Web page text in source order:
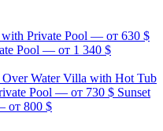
Private Pool — от 630 $
Pool — от 1 340 $
Over Water Villa with Hot Tub
Pool — от 730 $ Sunset
от 800 $